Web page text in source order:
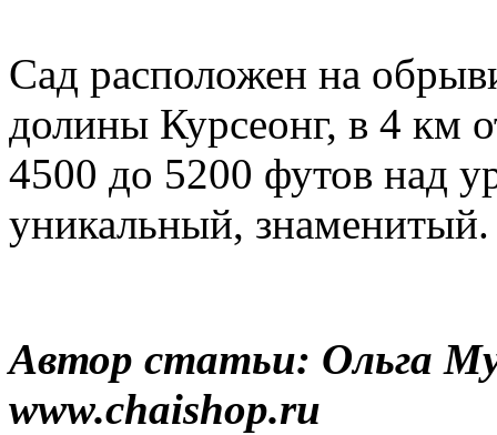
Сад расположен на
долины Курсеонг, в 4 км
4500 до 5200 футов над
уникальный, знаменитый.
Автор статьи: Ольга
www.сhaishop.ru